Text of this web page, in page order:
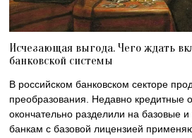
Исчезающая выгода. Чего ждать
банковской системы
В российском банковском секторе
преобразования. Недавно кредитные
окончательно разделили на базовые
банкам с базовой лицензией